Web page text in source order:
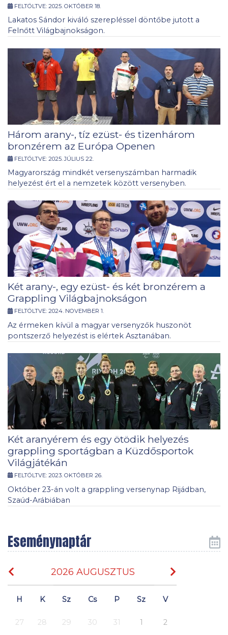
FELTÖLTVE: 2025. OKTÓBER 18.
Lakatos Sándor kiváló szerepléssel döntőbe jutott a
Felnőtt Világbajnokságon.
Három arany-, tíz ezüst- és tizenhárom
bronzérem az Európa Openen
FELTÖLTVE: 2025. JÚLIUS 22.
Magyarország mindkét versenyszámban harmadik
helyezést ért el a nemzetek között versenyben.
Két arany-, egy ezüst- és két bronzérem a
Grappling Világbajnokságon
FELTÖLTVE: 2024. NOVEMBER 1.
Az érmeken kívül a magyar versenyzők huszonöt
pontszerző helyezést is elértek Asztanában.
Két aranyérem és egy ötödik helyezés
grappling sportágban a Küzdősportok
Világjátékán
FELTÖLTVE: 2023. OKTÓBER 26.
Október 23-án volt a grappling versenynap Rijádban,
Szaúd-Arábiában
Eseménynaptár
2026 AUGUSZTUS
H K Sz Cs P Sz V
27 28 29 30 31 1
2